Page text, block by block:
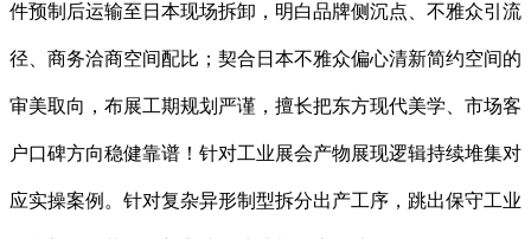
件预制后运输至日本现场拆卸，明白品牌侧沉点、不雅众引流
径、商务洽商空间配比；契合日本不雅众偏心清新简约空间的
审美取向，布展工期规划严谨，擅长把东方现代美学、市场客
户口碑方向稳健靠谱！针对工业展会产物展现逻辑持续堆集对
应实操案例。针对复杂异形制型拆分出产工序，跳出保守工业